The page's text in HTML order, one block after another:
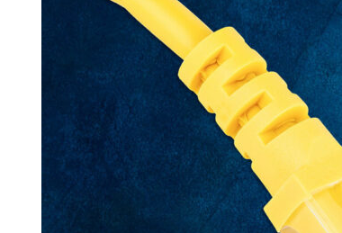
SEARCH